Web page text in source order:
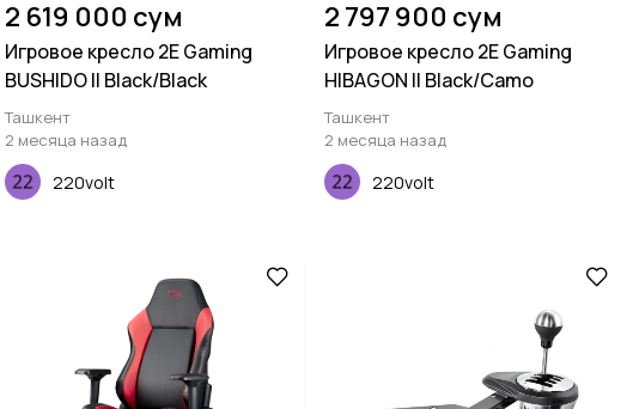
2 619 000 сум
Игровое кресло 2E Gaming
BUSHIDO II Black/Black
Ташкент
2 месяца назад
220volt
2 797 900 сум
Игровое кресло 2E Gaming
HIBAGON II Black/Camo
Ташкент
2 месяца назад
220volt